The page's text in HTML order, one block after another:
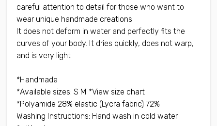
careful attention to detail for those who want to
wear unique handmade creations
It does not deform in water and perfectly fits the
curves of your body. It dries quickly, does not warp,
and is very light
Available sizes: S M *View size chart*
72% Polyamide 28% elastic (Lycra fabric)*
Washing Instructions: Hand wash in cold water